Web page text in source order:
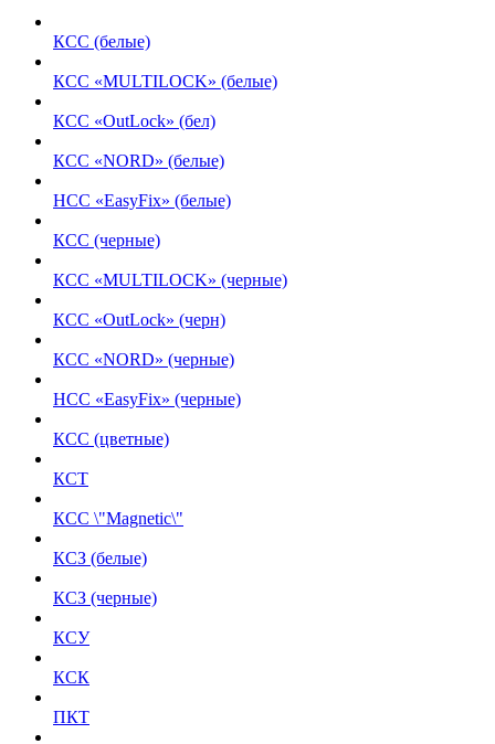
КСС (белые)
КСС «MULTILOCK» (белые)
КСС «OutLock» (бел)
КСС «NORD» (белые)
НСС «EasyFix» (белые)
КСС (черные)
КСС «MULTILOCK» (черные)
КСС «OutLock» (черн)
КСС «NORD» (черные)
НСС «EasyFix» (черные)
КСС (цветные)
КСТ
КСС \"Magnetic\"
КСЗ (белые)
КСЗ (черные)
КСУ
КСК
ПКТ